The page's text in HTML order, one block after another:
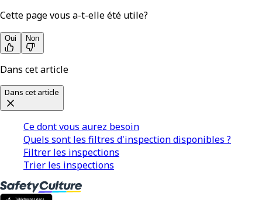
Cette page vous a-t-elle été utile?
Oui Non
Dans cet article
Dans cet article
Ce dont vous aurez besoin
Quels sont les filtres d'inspection disponibles ?
Filtrer les inspections
Trier les inspections